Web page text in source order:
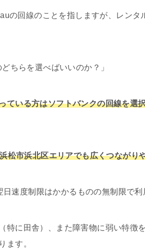
の回線のことを指しますが、レンタ
ちらを選べばいいのか？」
ている方はソフトバンクの回線を選
松市浜北区エリアでも広くつながり
速度制限はかかるものの無制限で利
特に田舎）、また障害物に弱い特徴
ます。